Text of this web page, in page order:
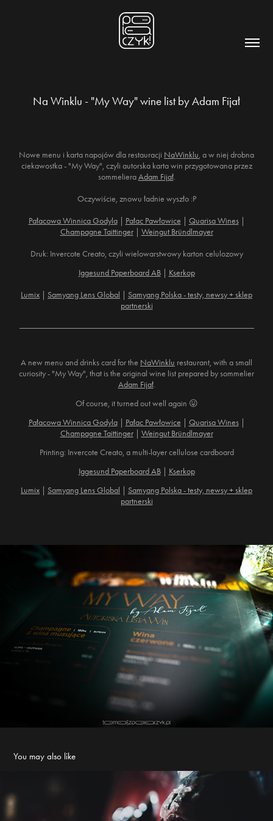
Na Winklu - "My Way" wine list by Adam Fijał
Nowe menu i karta napojów dla restauracji NaWinklu, a w niej drobna
ciekawostka - "My Way", czyli autorska karta win przygotowana przez
sommelieraAdam Fijał.
Oczywiście, znowu ładnie wyszło :P
Pałacowa Winnica Godyla| Pałac Pawłowice Quarisa Wines|
Champagne Taittinger| Weingut Bründlmayer
Druk: Invercote Creato, czyli wielowarstwowy karton celulozowy
Iggesund Paperboard AB| Kserkop
Lumix Samyang Lens Global
Samyang Polska - testy, newsy + sklep
partnerski
A new menu and drinks card for the NaWinklu restaurant, with a small
curiosity - "My Way", that is the original wine list prepared by sommelier
Adam Fijał.
Of course, it turned out well again 😛
Pałacowa Winnica Godyla| Pałac Pawłowice Quarisa Wines|
Champagne Taittinger| Weingut Bründlmayer
Printing: Invercote Creato, a multi-layer cellulose cardboard
Iggesund Paperboard AB| Kserkop
Lumix
Samyang Lens Global
Samyang Polska - testy, newsy + sklep
partnerski
You may also like